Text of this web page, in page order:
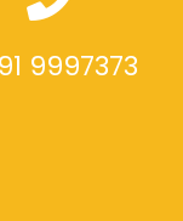
9997373